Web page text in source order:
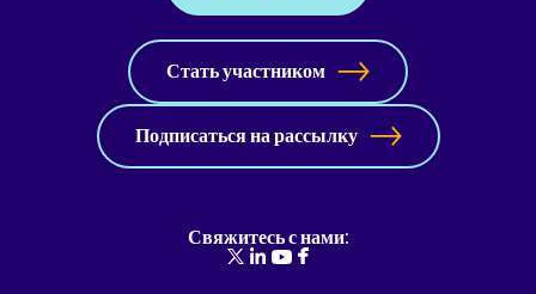
Стать участником
Подписаться на рассылку
Свяжитесь с нами: